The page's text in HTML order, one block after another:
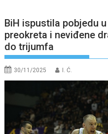
BiH ispustila pobjedu
preokreta i neviđene
do trijumfa
30/11/2025 I. Ć.